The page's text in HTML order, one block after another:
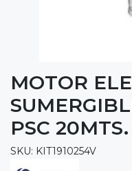
MOTOR
PSC 20MTS.
SKU: KIT1910254V